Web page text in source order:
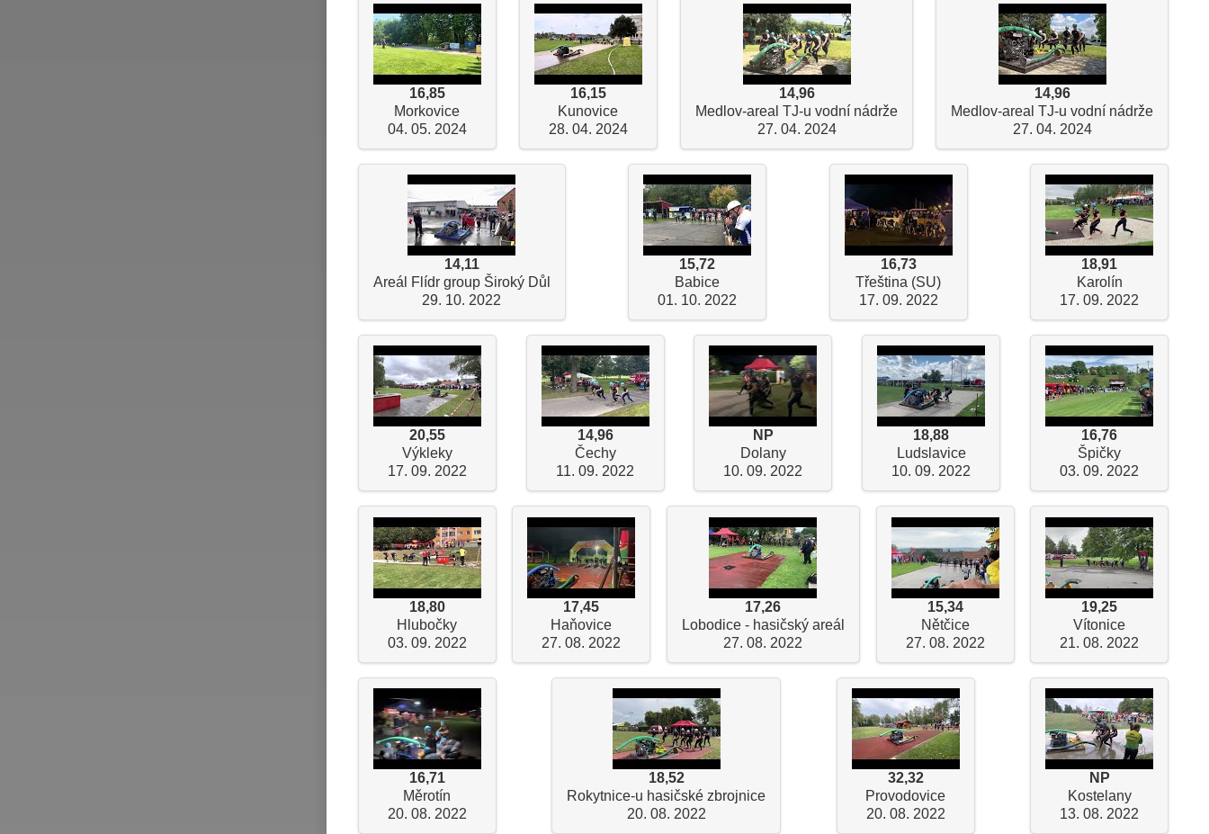
16,85
Morkovice
04. 05. 2024
16,15
Kunovice
28. 04. 2024
14,96
Medlov-areal TJ-u vodní nádrže
27. 04. 2024
14,96
Medlov-areal TJ-u vodní nádrže
27. 04. 2024
14,11
Areál Flídr group Široký Důl
29. 10. 2022
15,72
Babice
01. 10. 2022
16,73
Třeština (SU)
17. 09. 2022
18,91
Karolín
17. 09. 2022
20,55
Výkleky
17. 09. 2022
14,96
Čechy
11. 09. 2022
NP
Dolany
10. 09. 2022
18,88
Ludslavice
10. 09. 2022
16,76
Špičky
03. 09. 2022
18,80
Hlubočky
03. 09. 2022
17,45
Haňovice
27. 08. 2022
17,26
Lobodice - hasičský areál
27. 08. 2022
15,34
Nětčice
27. 08. 2022
19,25
Vítonice
21. 08. 2022
16,71
Měrotín
20. 08. 2022
18,52
Rokytnice-u hasičské zbrojnice
20. 08. 2022
32,32
Provodovice
20. 08. 2022
NP
Kostelany
13. 08. 2022